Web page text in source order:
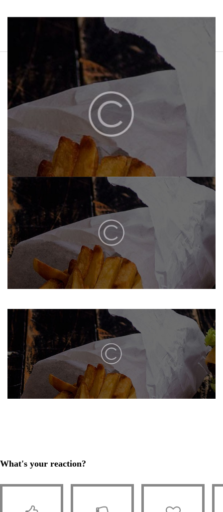
ÜBER UNS
CATERING
KONTAKT
What's your reaction?